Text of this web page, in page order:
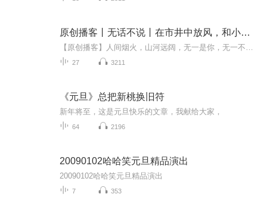
原创播客丨无话不说丨在市井中放风，和小情绪握手
27 3211
《元旦》总把新桃换旧符
新年将至，这是元旦快乐的文章，我献给大家，
64 2196
20090102哈哈笑元旦精品演出
20090102哈哈笑元旦精品演出
7 353